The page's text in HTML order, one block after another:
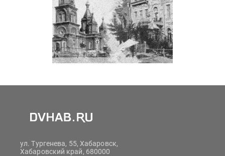
ул. Тургенева, 55, Хабаровск,
Хабаровский край, 680000